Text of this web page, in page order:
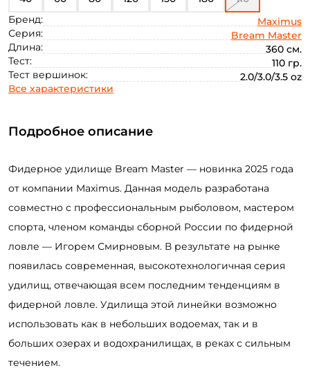
Бренд:
Maximus
Серия:
Bream Master
Длина:
360 см.
Тест:
110 гр.
Тест вершинок:
2.0/3.0/3.5 oz
Все характеристики
Подробное описание
Фидерное удилище Bream Master — новинка 2025 года
от компании Maximus. Данная модель разработана
совместно с профессиональным рыболовом, мастером
спорта, членом команды сборной России по фидерной
ловле — Игорем Смирновым. В результате на рынке
появилась современная, высокотехнологичная серия
удилищ, отвечающая всем последним тенденциям в
фидерной ловле. Удилища этой линейки возможно
использовать как в небольших водоемах, так и в
больших озерах и водохранилищах, в реках с сильным
течением.